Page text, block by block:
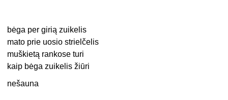
bėga per girią zuikelis
mato prie uosio strielčelis
muškietą rankose turi
kaip bėga zuikelis žiūri
nešauna